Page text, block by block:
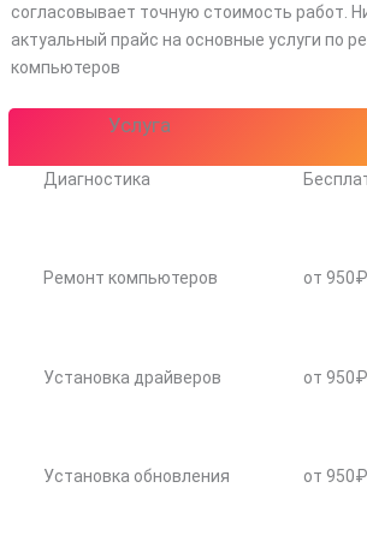
согласовывает точную стоимость работ.
актуальный прайс на основные услуги по
компьютеров
Услуга
Диагностика
Ремонт компьютеров от 950₽
Установка драйверов от 950₽
Установка обновления от 950₽